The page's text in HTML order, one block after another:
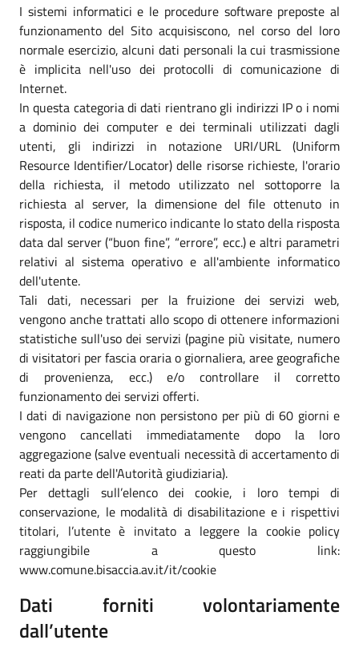
I sistemi informatici e le procedure software preposte al
funzionamento del Sito acquisiscono, nel corso del loro
normale esercizio, alcuni dati personali la cui trasmissione
è implicita nell'uso dei protocolli di comunicazione di
Internet.
In questa categoria di dati rientrano gli indirizzi IP o i nomi
a dominio dei computer e dei terminali utilizzati dagli
utenti, gli indirizzi in notazione URI/URL (Uniform
Resource Identifier/Locator) delle risorse richieste, l'orario
della richiesta, il metodo utilizzato nel sottoporre la
richiesta al server, la dimensione del file ottenuto in
risposta, il codice numerico indicante lo stato della risposta
data dal server (“buon fine”, “errore”, ecc.) e altri parametri
relativi al sistema operativo e all'ambiente informatico
dell'utente.
Tali dati, necessari per la fruizione dei servizi web,
vengono anche trattati allo scopo di ottenere informazioni
statistiche sull'uso dei servizi (pagine più visitate, numero
di visitatori per fascia oraria o giornaliera, aree geografiche
di provenienza, ecc.) e/o controllare il corretto
funzionamento dei servizi offerti.
I dati di navigazione non persistono per più di 60 giorni e
vengono cancellati immediatamente dopo la loro
aggregazione (salve eventuali necessità di accertamento di
reati da parte dell'Autorità giudiziaria).
Per dettagli sull’elenco dei cookie, i loro tempi di
conservazione, le modalità di disabilitazione e i rispettivi
titolari, l’utente è invitato a leggere la cookie policy
raggiungibile a questo link:
www.comune.bisaccia.av.it/it/cookie
Dati forniti volontariamente
dall’utente